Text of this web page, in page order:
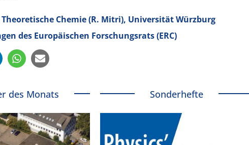
Chemie (R. Mitri), Universität Würzburg
des Europäischen Forschungsrats (ERC)
des Monats Sonderhefte